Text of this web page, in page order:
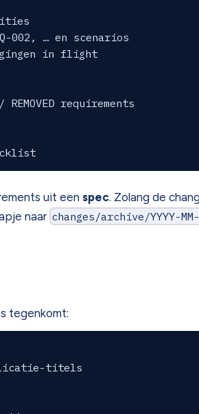
002, … en scenarios
in flight
REMOVED requirements
uit een spec. Zolang de
naar changes/archive/YYYY-
tegenkomt:
titels